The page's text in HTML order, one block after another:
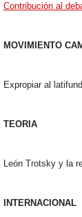
Contribución al
MOVIMIENTO
Expropiar al
TEORIA
León Trotsky y la
INTERNACIONAL